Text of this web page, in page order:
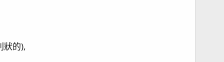
狀的),